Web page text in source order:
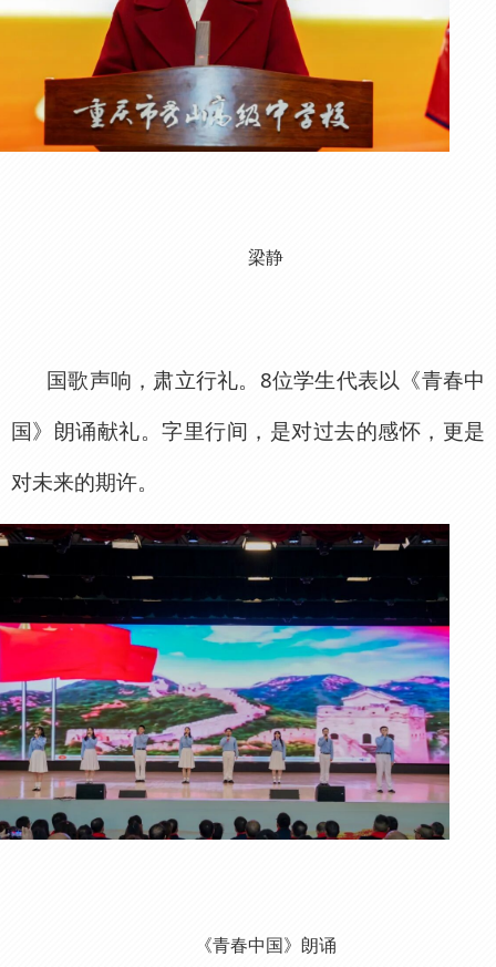
梁静
国歌声响，肃立行礼。8位学生代表以《青春中
国》朗诵献礼。字里行间，是对过去的感怀，更是
对未来的期许。
《青春中国》朗诵